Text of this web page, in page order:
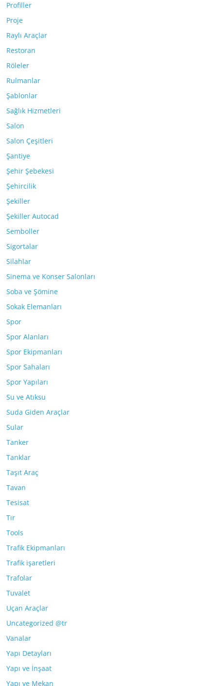
Profiller
Proje
Raylı Araçlar
Restoran
Röleler
Rulmanlar
Şablonlar
Sağlık Hizmetleri
Salon
Salon Çeşitleri
Şantiye
Şehir Şebekesi
Şehircilik
Şekiller
Şekiller Autocad
Semboller
Sigortalar
Silahlar
Sinema ve Konser Salonları
Soba ve Şömine
Sokak Elemanları
Spor
Spor Alanları
Spor Ekipmanları
Spor Sahaları
Spor Yapıları
Su ve Atıksu
Suda Giden Araçlar
Sular
Tanker
Tanklar
Taşıt Araç
Tavan
Tesisat
Tır
Tools
Trafik Ekipmanları
Trafik işaretleri
Trafolar
Tuvalet
Uçan Araçlar
Uncategorized @tr
Vanalar
Yapı Detayları
Yapı ve İnşaat
Yapı ve Mekan